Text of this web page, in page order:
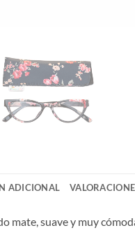
ADICIONAL
mate, suave y muy